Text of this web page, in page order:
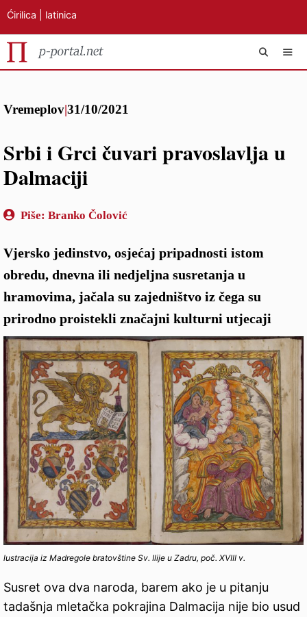
sadržaj
Ćirilica latinica
Vremeplov|31/10/2021
Srbi i Grci čuvari pravoslavlja u
Dalmaciji
Piše: Branko Čolović
Vjersko jedinstvo, osjećaj pripadnosti istom
obredu, dnevna ili nedjeljna susretanja u
hramovima, jačala su zajedništvo iz čega su
prirodno proistekli značajni kulturni utjecaji
lustracija iz Madregole bratovštine Sv. Ilije u Zadru, poč. XVIII v.
Susret ova dva naroda, barem ako je u pitanju
tadašnja mletačka pokrajina Dalmacija nije bio usud